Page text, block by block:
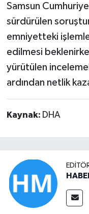
Samsun
sürdürülen
emniyetteki
edilmesi
yürütülen
ardından netlik
Kaynak: DHA